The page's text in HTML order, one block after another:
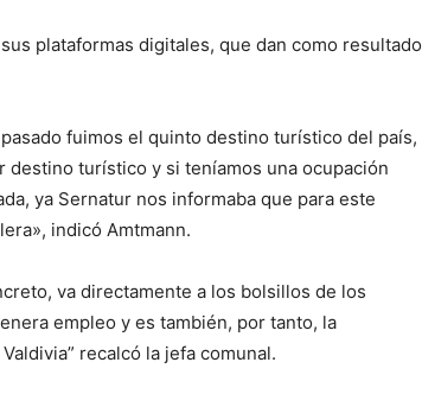
plataformas digitales, que dan como resultado
fuimos el quinto destino turístico del país,
turístico y si teníamos una ocupación
ya Sernatur nos informaba que para este
indicó Amtmann.
va directamente a los bolsillos de los
empleo y es también, por tanto, la
recalcó la jefa comunal.